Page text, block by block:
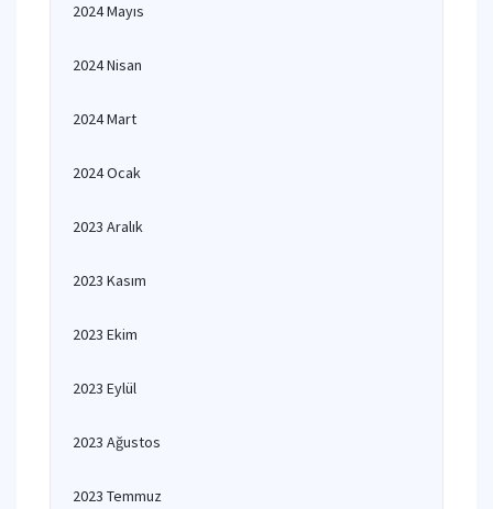
2024 Mayıs
2024 Nisan
2024 Mart
2024 Ocak
2023 Aralık
2023 Kasım
2023 Ekim
2023 Eylül
2023 Ağustos
2023 Temmuz